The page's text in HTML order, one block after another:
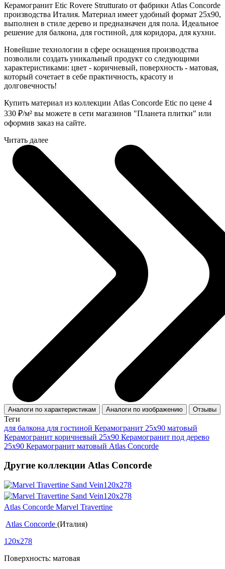
Керамогранит Etic Rovere Strutturato от фабрики Atlas Concorde
производства Италия. Материал имеет удобный формат 25x90,
выполнен в стиле дерево и предназначен для пола. Идеальное
решение для балкона, для гостиной, для коридора, для кухни.
Новейшие технологии в сфере оснащения производства
позволили создать уникальный продукт со следующими
характеристиками: цвет - коричневый, поверхность - матовая,
который сочетает в себе практичность, красоту и
долговечность!
Купить материал из коллекции Atlas Concorde Etic по цене 4
330 ₽/м² вы можете в сети магазинов "Планета плитки" или
оформив заказ на сайте.
Читать далее
Аналоги по характеристикам Аналоги по изображению Отзывы
Теги
для балкона для гостиной Керамогранит 25x90 матовый
Керамогранит коричневый 25x90 Керамогранит под дерево
25x90 Керамогранит матовый Atlas Concorde
Другие коллекции Atlas Concorde
Atlas Concorde Marvel Travertine
Atlas Concorde (Италия)
120x278
Поверхность: матовая